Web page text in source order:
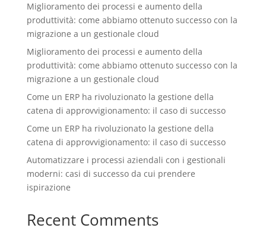
Miglioramento dei processi e aumento della
produttività: come abbiamo ottenuto successo con la
migrazione a un gestionale cloud
Miglioramento dei processi e aumento della
produttività: come abbiamo ottenuto successo con la
migrazione a un gestionale cloud
Come un ERP ha rivoluzionato la gestione della
catena di approvvigionamento: il caso di successo
Come un ERP ha rivoluzionato la gestione della
catena di approvvigionamento: il caso di successo
Automatizzare i processi aziendali con i gestionali
moderni: casi di successo da cui prendere
ispirazione
Recent Comments